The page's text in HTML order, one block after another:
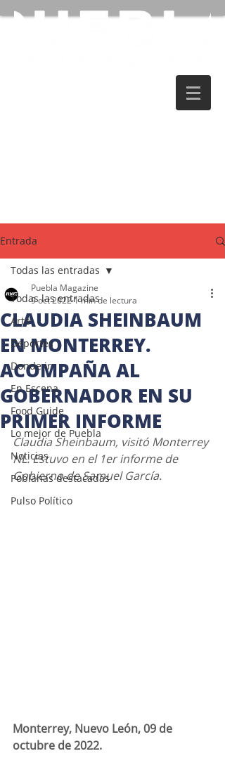
Entrada
Todas las entradas
Arte
Deportes
Donde ir
En Escena
Food Guide
Lo mejor de Puebla
Noticias
Poblanas destacadas
Pulso Político
Todas las entradas
CLAUDIA SHEINBAUM
EN MONTERREY.
ACOMPAÑA AL
GOBERNADOR EN SU
PRIMER INFORME
Puebla Magazine
9 oct 20221 min de lectura
Claudia Sheinbaum, visitó Monterrey
NL. Estuvo en el 1er informe de
Gobierno de Samuel García.
Monterrey, Nuevo León, 09 de
octubre de 2022.